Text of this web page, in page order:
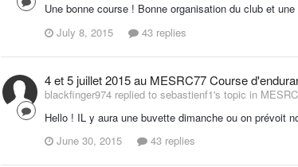
Une bonne course ! Bonne organisation du club et
July 8, 2015
43 replies
4 et 5 juillet 2015 au MESRC77 Course
blackfinger974 replied to sebastienf1's topic in
Hello ! IL y aura une buvette dimanche ou on prévoit
June 30, 2015
43 replies